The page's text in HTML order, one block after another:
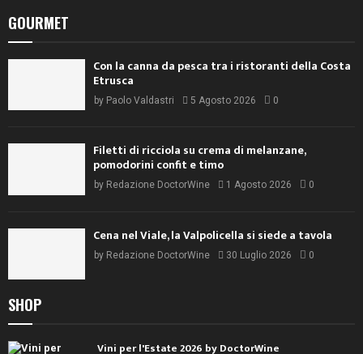
GOURMET
Con la canna da pesca tra i ristoranti della Costa
Etrusca
by Paolo Valdastri 5 Agosto 2026 0
Filetti di ricciola su crema di melanzane,
pomodorini confit e timo
by Redazione DoctorWine 1 Agosto 2026 0
Cena nel Viale, la Valpolicella si siede a tavola
by Redazione DoctorWine 30 Luglio 2026 0
SHOP
Vini per l'Estate 2026 by DoctorWine